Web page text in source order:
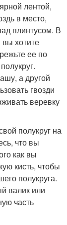
лентой,
в место,
плинтусом. В
вы хотите
ее по
а другой
гвозди
веревку
полукруг на
что вы
как вы
кисть, чтобы
полукруга.
валик или
часть